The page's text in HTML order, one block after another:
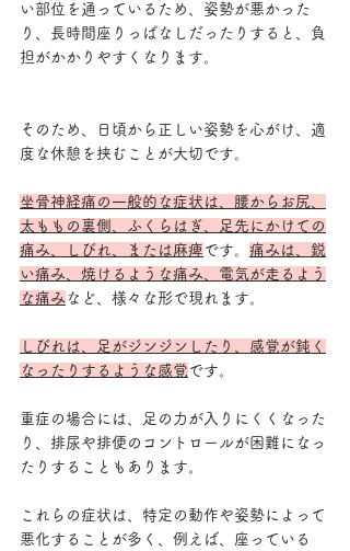
い部位を通っているため、姿勢が悪かった
り、長時間座りっぱなしだったりすると、負
担がかかりやすくなります。
そのため、日頃から正しい姿勢を心がけ、適
度な休憩を挟むことが大切です。
坐骨神経痛の一般的な症状は、腰からお尻、
太ももの裏側、ふくらはぎ、足先にかけての
痛み、しびれ、または麻痺 です。 痛みは、鋭
い痛み、焼けるような痛み、電気が走るよう
な痛み など、様々な形で現れます。
しびれは、足がジンジンしたり、感覚が鈍く
なったりするような感覚 です。
重症の場合には、足の力が入りにくくなった
り、排尿や排便のコントロールが困難になっ
たりすることもあります。
これらの症状は、特定の動作や姿勢によって
悪化することが多く、例えば、座っている